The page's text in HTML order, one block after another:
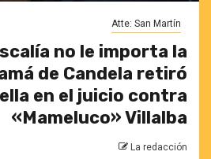
Atte: San Martín
no le importa la
de Candela retiró
en el juicio contra
«Mameluco» Villalba
La redacción